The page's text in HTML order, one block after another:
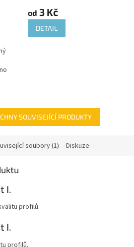
od 3 Kč
DETAIL
SOUVISEJÍCÍ PRODUKTY
soubory (1) Diskuze
I.
profilů.
I.
profilů.